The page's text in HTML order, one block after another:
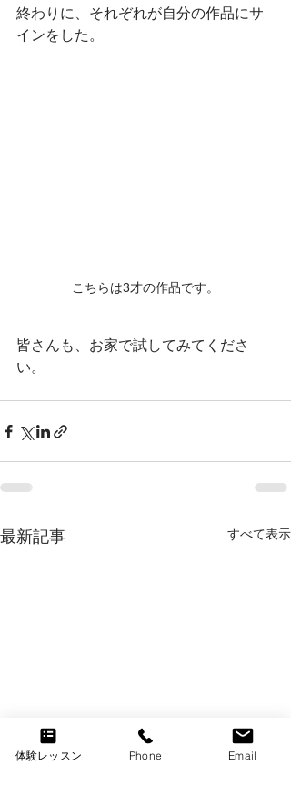
終わりに、それぞれが自分の作品にサ
インをした。
こちらは3才の作品です。
皆さんも、お家で試してみてくださ
い。
最新記事 すべて表示
体験レッスン Phone Email